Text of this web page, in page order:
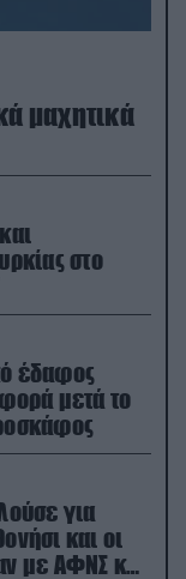
μαχητικά
στο
έδαφος
μετά το
για
και οι
με ΑΦΝΣ και